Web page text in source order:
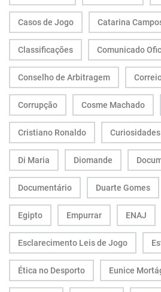
Casos de Jogo Catarina
Classificações Comunicado
Conselho de Arbitragem
Corrupção Cosme Machado
Cristiano Ronaldo Curiosidades
Di Maria Diomande
Documentário Duarte Gomes
Egipto Empurrar ENAJ
Esclarecimento Leis de Jogo
Ética no Desporto Eunice